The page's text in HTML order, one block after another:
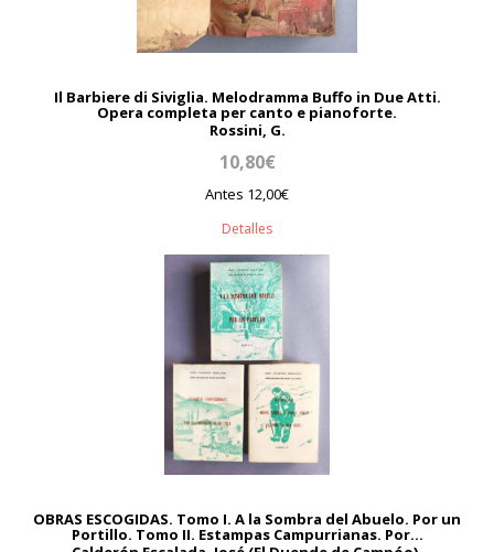
Il Barbiere di Siviglia. Melodramma Buffo in Due Atti.
Opera completa per canto e pianoforte.
Rossini, G.
10,80€
Antes 12,00€
Detalles
OBRAS ESCOGIDAS. Tomo I. A la Sombra del Abuelo. Por un
Portillo. Tomo II. Estampas Campurrianas. Por...